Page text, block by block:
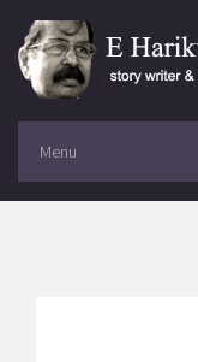
Menu